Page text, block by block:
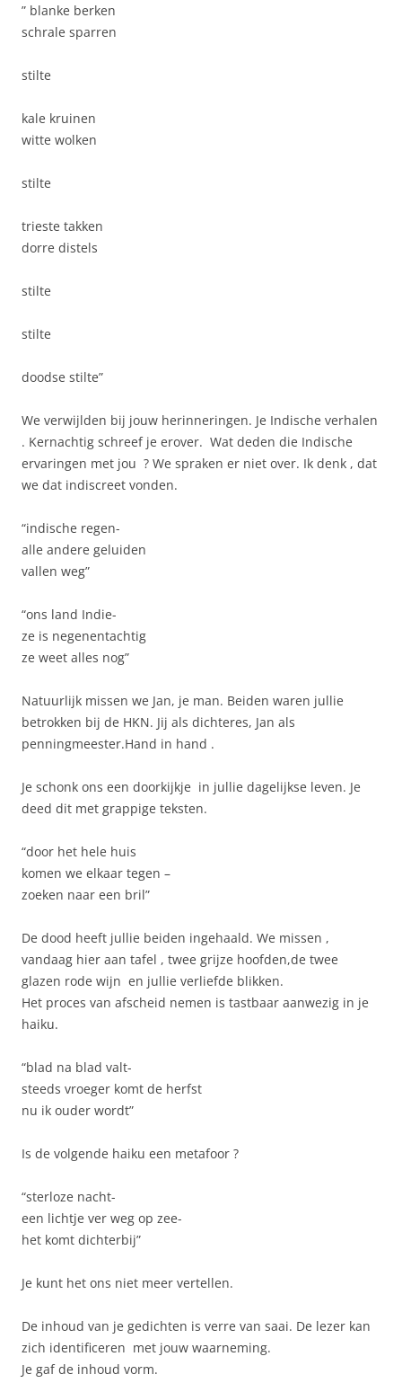
” blanke berken
schrale sparren
stilte
kale kruinen
witte wolken
stilte
trieste takken
dorre distels
stilte
stilte
doodse stilte”
We verwijlden bij jouw herinneringen. Je Indische verhalen
. Kernachtig schreef je erover. Wat deden die Indische
ervaringen met jou ? We spraken er niet over. Ik denk , dat
we dat indiscreet vonden.
“indische regen-
alle andere geluiden
vallen weg”
“ons land Indie-
ze is negenentachtig
ze weet alles nog”
Natuurlijk missen we Jan, je man. Beiden waren jullie
betrokken bij de HKN. Jij als dichteres, Jan als
penningmeester.Hand in hand .
Je schonk ons een doorkijkje in jullie dagelijkse leven. Je
deed dit met grappige teksten.
“door het hele huis
komen we elkaar tegen –
zoeken naar een bril”
De dood heeft jullie beiden ingehaald. We missen ,
vandaag hier aan tafel , twee grijze hoofden,de twee
glazen rode wijn en jullie verliefde blikken.
Het proces van afscheid nemen is tastbaar aanwezig in je
haiku.
“blad na blad valt-
steeds vroeger komt de herfst
nu ik ouder wordt”
Is de volgende haiku een metafoor ?
“sterloze nacht-
een lichtje ver weg op zee-
het komt dichterbij”
Je kunt het ons niet meer vertellen.
De inhoud van je gedichten is verre van saai. De lezer kan
zich identificeren met jouw waarneming.
Je gaf de inhoud vorm.